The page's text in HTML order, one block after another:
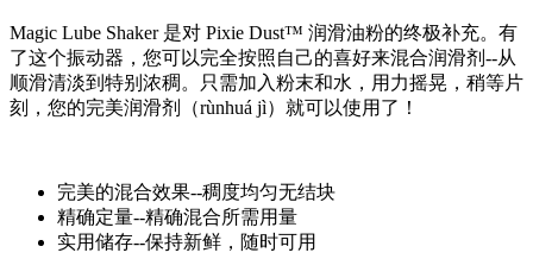
Magic Lube Shaker 是对 Pixie Dust™ 润滑油粉的终极补充。有
了这个振动器，您可以完全按照自己的喜好来混合润滑剂--从
顺滑清淡到特别浓稠。只需加入粉末和水，用力摇晃，稍等片
刻，您的完美润滑剂（rùnhuá jì）就可以使用了！
完美的混合效果--稠度均匀无结块
精确定量--精确混合所需用量
实用储存--保持新鲜，随时可用